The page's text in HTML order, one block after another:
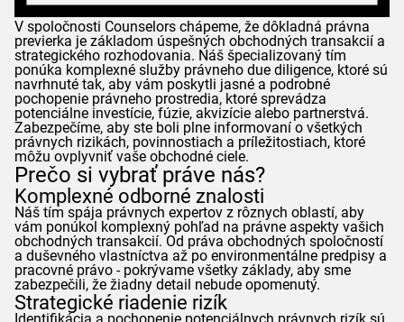
V spoločnosti Counselors chápeme, že dôkladná právna
previerka je základom úspešných obchodných transakcií a
strategického rozhodovania. Náš špecializovaný tím
ponúka komplexné služby právneho due diligence, ktoré sú
navrhnuté tak, aby vám poskytli jasné a podrobné
pochopenie právneho prostredia, ktoré sprevádza
potenciálne investície, fúzie, akvizície alebo partnerstvá.
Zabezpečíme, aby ste boli plne informovaní o všetkých
právnych rizikách, povinnostiach a príležitostiach, ktoré
môžu ovplyvniť vaše obchodné ciele.
Prečo si vybrať práve nás?
Komplexné odborné znalosti
Náš tím spája právnych expertov z rôznych oblastí, aby
vám ponúkol komplexný pohľad na právne aspekty vašich
obchodných transakcií. Od práva obchodných spoločností
a duševného vlastníctva až po environmentálne predpisy a
pracovné právo - pokrývame všetky základy, aby sme
zabezpečili, že žiadny detail nebude opomenutý.
Strategické riadenie rizík